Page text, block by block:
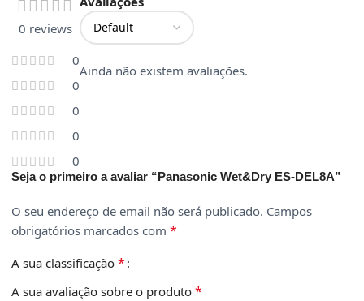
0 reviews
0
0
0
0
0
Ainda não existem avaliações.
Seja o primeiro a avaliar “Panasonic Wet&Dry ES-DEL8A”
O seu endereço de email não será publicado. Campos
obrigatórios marcados com *
A sua classificação *
A sua avaliação sobre o produto *